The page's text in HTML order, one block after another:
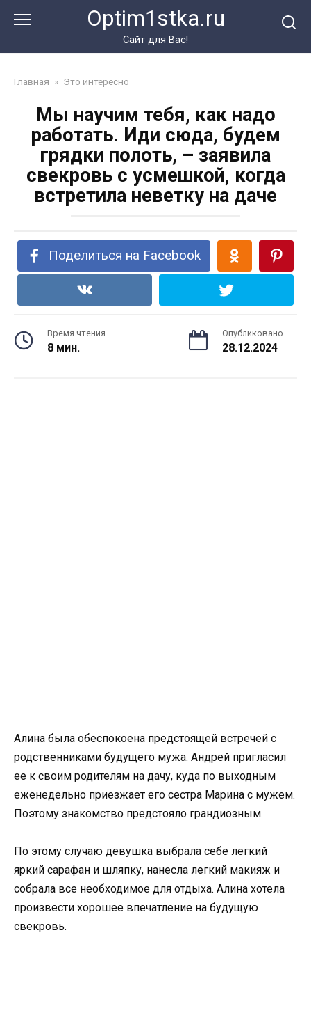
Optim1stka.ru
Сайт для Вас!
Главная » Это интересно
Мы научим тебя, как надо
работать. Иди сюда, будем
грядки полоть, – заявила
свекровь с усмешкой, когда
встретила неветку на даче
Поделиться на Facebook
Время чтения
8 мин.
Опубликовано
28.12.2024
Алина была обеспокоена предстоящей встречей с
родственниками будущего мужа. Андрей пригласил
ее к своим родителям на дачу, куда по выходным
еженедельно приезжает его сестра Марина с мужем.
Поэтому знакомство предстояло грандиозным.
По этому случаю девушка выбрала себе легкий
яркий сарафан и шляпку, нанесла легкий макияж и
собрала все необходимое для отдыха. Алина хотела
произвести хорошее впечатление на будущую
свекровь.